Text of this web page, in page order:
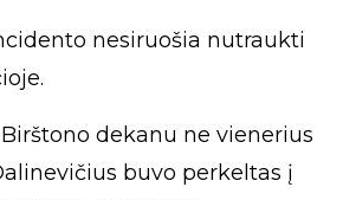
nesiruošia nutraukti
dekanu ne vienerius
buvo perkeltas į